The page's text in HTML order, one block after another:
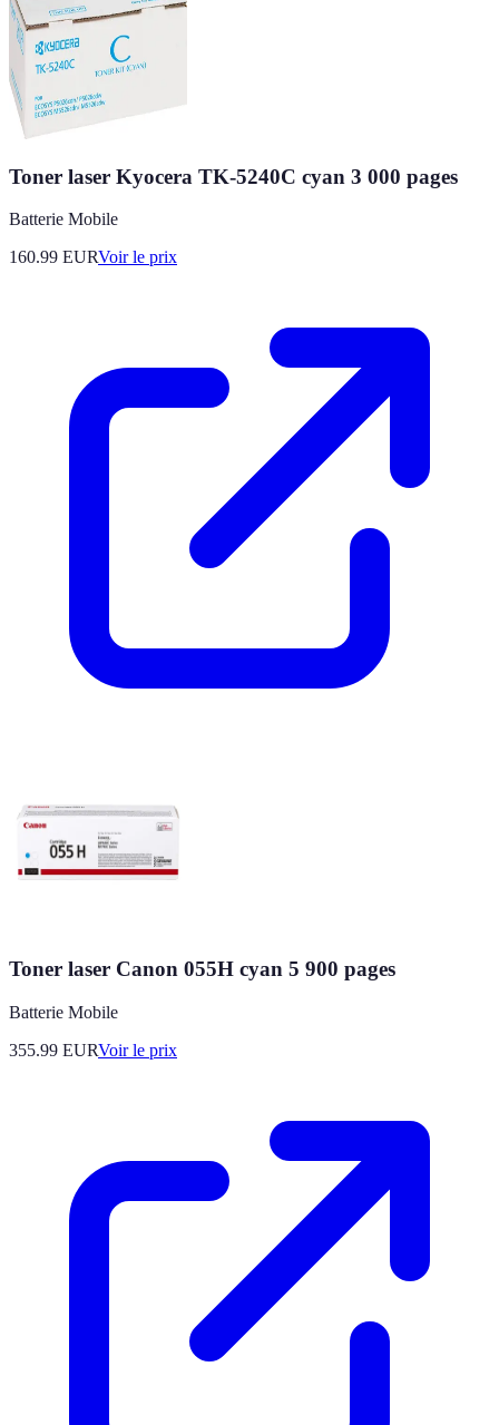
Toner laser Kyocera TK-5240C cyan 3 000 pages
Batterie Mobile
160.99 EURVoir le prix
Toner laser Canon 055H cyan 5 900 pages
Batterie Mobile
355.99 EURVoir le prix